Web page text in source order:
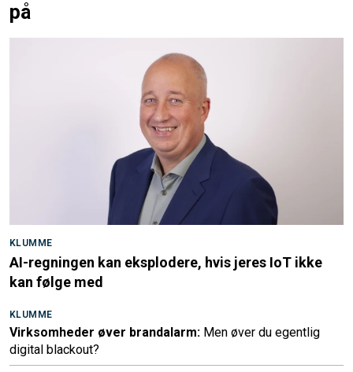
på
KLUMME
AI-regningen kan eksplodere, hvis jeres IoT ikke
kan følge med
KLUMME
Virksomheder øver brandalarm: Men øver du egentlig
digital blackout?